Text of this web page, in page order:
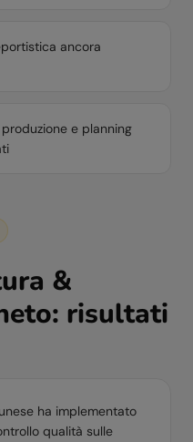
ancora
e planning
&
: risultati
ha implementato
qualità sulle